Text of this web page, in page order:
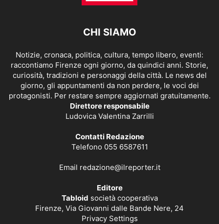
CHI SIAMO
Notizie, cronaca, politica, cultura, tempo libero, eventi:
raccontiamo Firenze ogni giorno, da quindici anni. Storie,
curiosità, tradizioni e personaggi della città. Le news del
giorno, gli appuntamenti da non perdere, le voci dei
protagonisti. Per restare sempre aggiornati gratuitamente.
Direttore responsabile
Ludovica Valentina Zarrilli
Contatti Redazione
Telefono 055 6587611
Email redazione@ilreporter.it
Editore
Tabloid società cooperativa
Firenze, Via Giovanni dalle Bande Nere, 24
Privacy Settings